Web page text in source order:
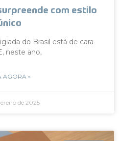
com estilo
do Brasil está de cara
neste ano,
AGORA »
de 2025